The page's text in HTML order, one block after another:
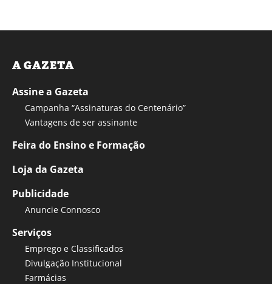
A GAZETA
Assine a Gazeta
Campanha “Assinaturas do Centenário”
Vantagens de ser assinante
Feira do Ensino e Formação
Loja da Gazeta
Publicidade
Anuncie Connosco
Serviços
Emprego e Classificados
Divulgação Institucional
Farmácias